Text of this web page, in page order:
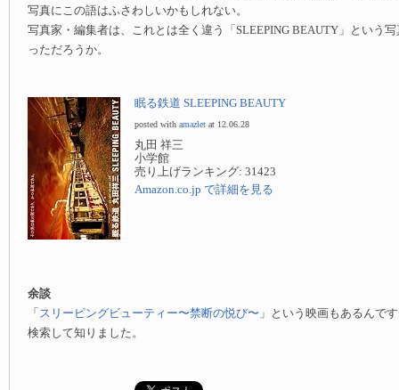
写真にこの語はふさわしいかもしれない。
写真家・編集者は、これとは全く違う「SLEEPING BEAUTY」という
っただろうか。
眠る鉄道 SLEEPING BEAUTY
posted with amazlet at 12.06.28
丸田 祥三
小学館
売り上げランキング: 31423
Amazon.co.jp で詳細を見る
余談
「 スリーピングビューティー〜禁断の悦び〜 」という映画もあるんで
検索して知りました。